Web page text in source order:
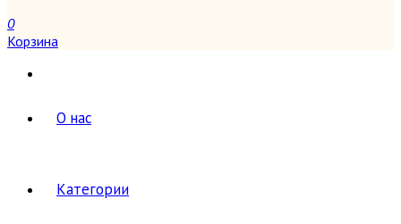
0
Корзина
О нас
Категории